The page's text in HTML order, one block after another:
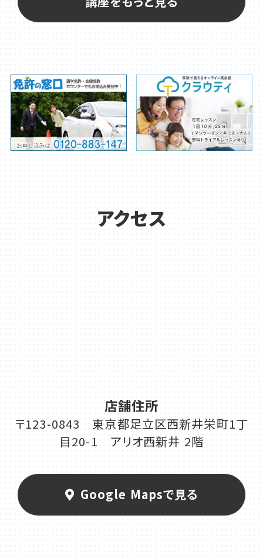
アクセス
店舗住所
〒123-0843 東京都足立区西新井栄町1丁
目20-1 アリオ西新井 2階
Google Mapsで見る